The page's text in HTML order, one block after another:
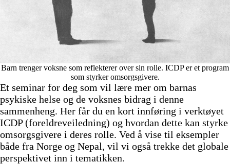
Barn trenger voksne som reflekterer over sin rolle. ICDP er et program
som styrker omsorgsgivere.
Et seminar for deg som vil lære mer om barnas
psykiske helse og de voksnes bidrag i denne
sammenheng. Her får du en kort innføring i verktøyet
ICDP (foreldreveiledning) og hvordan dette kan styrke
omsorgsgivere i deres rolle. Ved å vise til eksempler
både fra Norge og Nepal, vil vi også trekke det globale
perspektivet inn i tematikken.